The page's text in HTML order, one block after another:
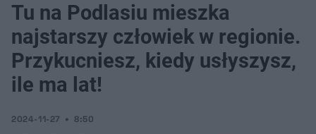
kiedy usłyszysz, ile ma lat!
Tu na Podlasiu mieszka
najstarszy człowiek w regionie.
Przykucniesz, kiedy usłyszysz,
ile ma lat!
2024-11-27 8:50